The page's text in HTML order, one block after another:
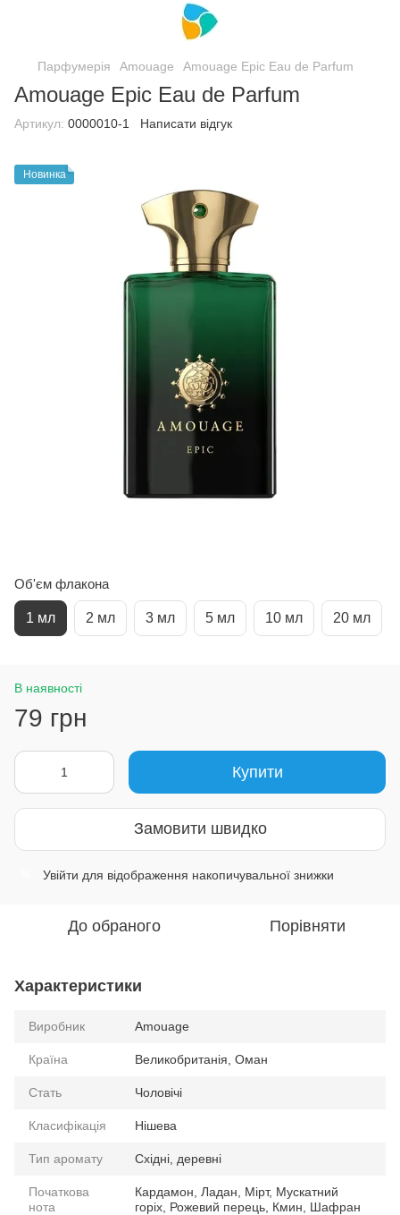
Парфумерія Amouage Amouage Epic Eau de Parfum
Amouage Epic Eau de Parfum
Артикул: 0000010-1 Написати відгук
Новинка
Об'єм флакона
1 мл 2 мл 3 мл 5 мл 10 мл 20 мл
В наявності
79 грн
Купити
Замовити швидко
Увійти для відображення накопичувальної знижки
До обраного Порівняти
Характеристики
Виробник Amouage
Країна Великобританія, Оман
Стать Чоловічі
Класифікація Нішева
Тип аромату Східні, деревні
Початкова
нота
Кардамон, Ладан, Мірт, Мускатний
горіх, Рожевий перець, Кмин, Шафран